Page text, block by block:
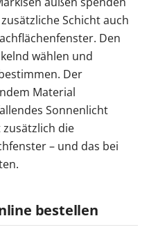
Schicht auch
Den
wählen und
Der
Material
Sonnenlicht
die
– und das bei
bestellen